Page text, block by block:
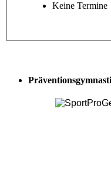
Keine Termine